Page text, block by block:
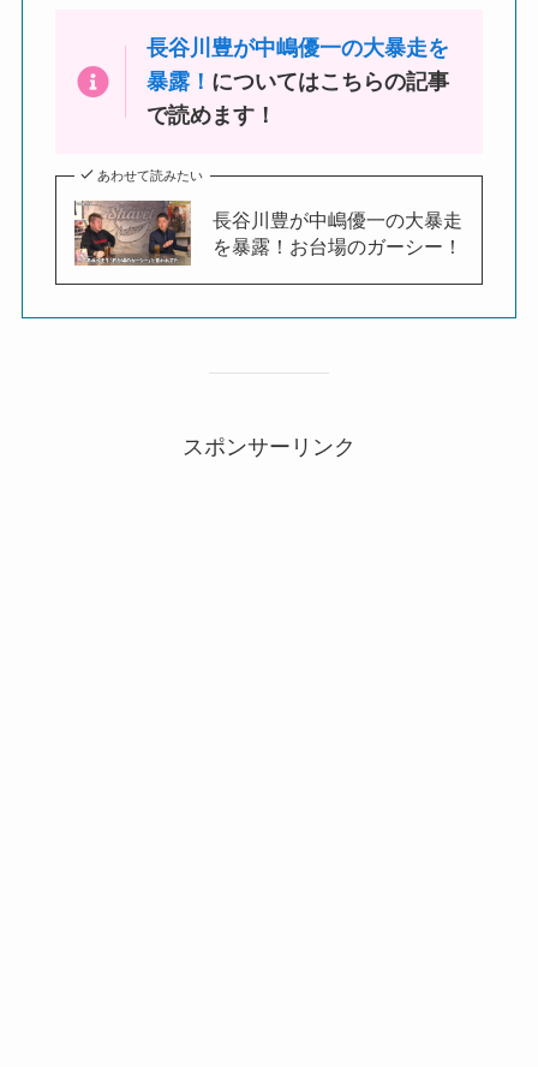
長谷川豊が中嶋優一の大暴走を
暴露！ についてはこちらの記事
で読めます！
あわせて読みたい
長谷川豊が中嶋優一の大暴走
を暴露！お台場のガーシー！
スポンサーリンク